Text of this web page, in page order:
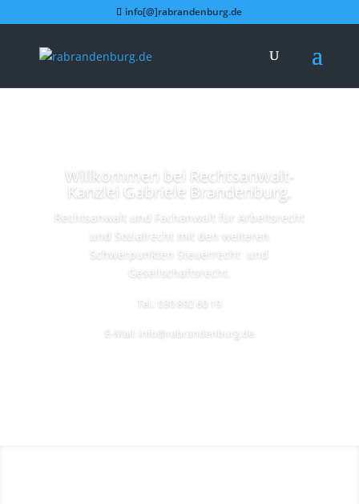
info[@]rabrandenburg.de
Willkommen bei Rechtsanwalt-
Kanzlei Gabriele Brandenburg.
Rechtsanwalt und Fachanwalt für Arbeitsrecht
und Sozialrecht mit den weiteren
Schwerpunkten Steuerrecht und
Gesellschaftsrecht.
Tel.: 030 892 60 19
E-Mail: info@rabrandenburg.de